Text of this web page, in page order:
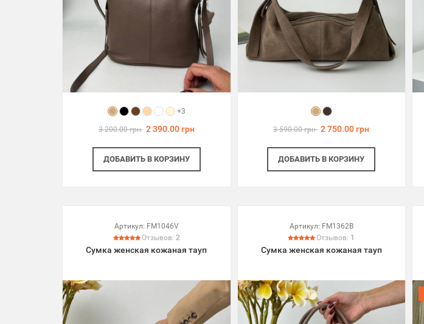
+3
3 200.00 грн 2 390.00 грн
ДОБАВИТЬВ КОРЗИНУ
3 590.00 грн 2 750.00 грн
ДОБАВИТЬ В КОРЗИНУ
Артикул: FM1046V
Отзывов: 2
Сумка женская кожаная тауп
Артикул: FM1362B
Отзывов: 1
Сумка женская кожаная тауп